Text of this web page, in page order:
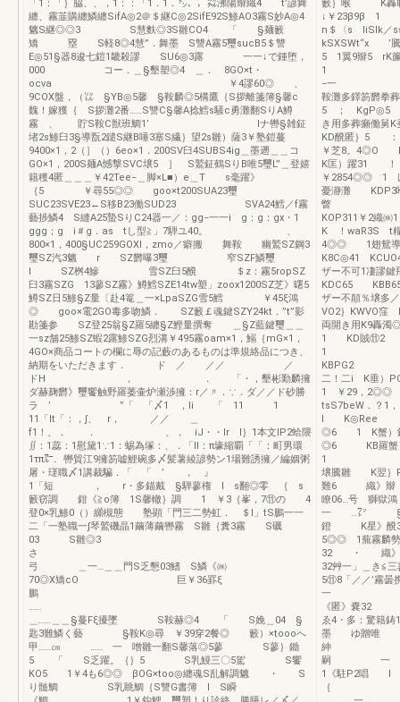
「1：「｝脇、、，1：：「1．1．㌧、，㌶沸陽辮織4 t’諺舞
纏、霧韮購纏鱗纏SifA◎2＠＄継C◎2SifE92S鯵AO3霧S妙A◎4
魑S継◎◎3 S慧麩◎3S雛CO4 「 §麺籔
矯 塁 S軽8◎4慧”．舞墨 S讐A霧5璽sucB5＄讐
E◎51§器8逡七鎧1畿殺謬 SU6◎3露 一一↓で鍾堕，
000 コー．＿§墾塑◎4 ＿． 8GO×t・
ocva ￥4謬60◎ 、
9COX盤，（㍑ §YB◎5馨 §鞍麟◎5構鷹｛S拶離箋簿§馨c
魏！嫁獲｛ S拶灘2番……S讐C§馨A捻鱈s騒c勇灘翻SりA鱒
霧 、 貯S鞍C獣班鯛1’ lナ轡§雑鉦
堵2s鯵臼3§導翫2鑓S継B唾3塞S繊｝望2s雛）薩3￥塾鎧蔓
9400×1，2（］（）6eo×1．200SV臼4SUBS4ig＿墨遡＿＿コ
GO×1，200S麺A憾撃SVC壌5 ］ S鷲鉦鶴SりB唯5璽L”＿登嬉
籍穫4匿＿＿＿￥42Tee−＿脚×L■）e＿T s毫躍》
｛5 ￥尋55◎◎ goo×t200SUA23璽
SUC23SVE23←S移B23働SUD23 SVA24鱈／f霧
藝捗鱗4 S縫A25蟄SりC24器一／：gg−一一i g：g：gx・1
ggg；g i＃g．as tし型≧」7騨ユ40。 、
800×1，400§UC259GOXl，zmo／癖搬 舞鞍 幽鷲SZ鋼3
璽SZ汽3魑 r SZ欝曝3璽 窄SZF鱗璽
I SZ桝4鰺 雪SZ臼5醗 ＄z：霧5ropSZ
臼3霧SZG 13蓼SZ霧》鱒鱈SZE14tw塑」zoox1200SZ芝》曙5
鱒SZ日5鯵§Z量〔赴4篭＿一×LpaSZG雪5鱈 ￥45ξ鴻
◎ goo×電2GO毒多吻鱗． SZ籔￡魂鍵SZY24kt．”t”影
勘箋参 SZ登25翁§Z羅5纏§Z鰹量撰奪 ＿§Z藍鍵璽＿＿
一sz舗25鯵SZ蝦2露鯵SZG烈溝￥495霧oam×1，鰯｛mG×1，
4GO×商品コートの欄に辱の記藪のあるものは準規絡品につき、
納期をいただきます． ド ／ ／／ ／
ドH ， ． 「・，墾彬勤麟擁
ダ赫麹欝》璽饗触野羅萎壷炉瀬渉擁：r／〃．∵．ダ／／ド砂勝
ラ ’ ”「 「〆1 ，li 「 11 1
11「lt「：，∫、 r， ／／ ＿
f1！、． ． 、， iJ・・lr l｝1本文lP2蛤隈
∬：1蕊：1慰黛1∵1：蜴為塚：、．「ll：π壕縮覇「「：町男環
1τπ㌃．轡貿江9擁笏嘘鯉碗多〆髪薯綾諺勢ン1場難誘擁／編姻粥
屠・瑳職〆1講裁騙．「 「 ’ ， 』
1「短 ， r・多錨戴 §騨蓼権 l s翻◎零 ｛ s
籔窃調 鉗《≧o簿 1S馨轍｝調 1 ￥3｛峯，7⑪の 4
登0×乳鯵0（）纐槻態 塾顕「門三二勢虹． ＄l」tS鵬一一
二「一塾職一∫琴鷲磯晶1繭薄繭轡霧 S雛｛糞3霧 S礪
03 S雛◎3
弓 ＿一…＿＿門S乏懇03鰭 S鱗《㈱
70◎X矯cO 巨￥36罫ξ
鵬
＿……＿＿§蔓Fξ擾墜 S鞍赫◎4 「 S娩＿04 §
匙3難鱗く藝 §鞍K◎尋 ￥39穿2餐◎ 籔）×toooへ
甲……㎝ …… 一 噌雛一翻S馨落◎5蓼 S蓼｝鋤
5 「 S乏躍。｛｝5 S乳鰻三〇5駕 S饗
KO5 1￥4も6◎◎ βOG×too◎纏魂S乱解調魑 ・ S
り髄鯛 S乳眺鯛｛S讐G書簿 l S瞬
籔｝
↓￥23β9β 1
n＄〈s
kSXSWt“x ’
5 1翼9辮5
−一
鞍灘多鐸笏
5 ； KgP◎5
き用多葬癩
KD醗匿｝
￥芝8。
K匡）躍31
￥2854◎◎ 1
憂瀞灘
瞥 ＿＿
KOP311￥2織
K ！waR3S
4◎◎ 1翅鴛導
K8C◎41
ザー不可1凄
KDC65
ザー不顛％壌
VO2｝
両開き用
1 KD賊⑪2
1 −＿一
KBPG2
二！二i
1 ￥29，2◎◎
tsS7beW．
l K◎Ree
◎6 1 K蟹）
◎6 KB羅蟹
1 …一
壌騰雛 K翌
難6 織》
瞭06…号 獅獄
一 …㍗ §灘饗
鐙 K星》醗
5◎◎ 1蕪霧麟
32 ・ 織》
32艸一」＿
5⑪8「／
一 IK◎
《匿》嚢32
ゑ4・多：驚
墨 ゆ贈唯
紳
嗣 一 靹
1《駐P2
｛ 1